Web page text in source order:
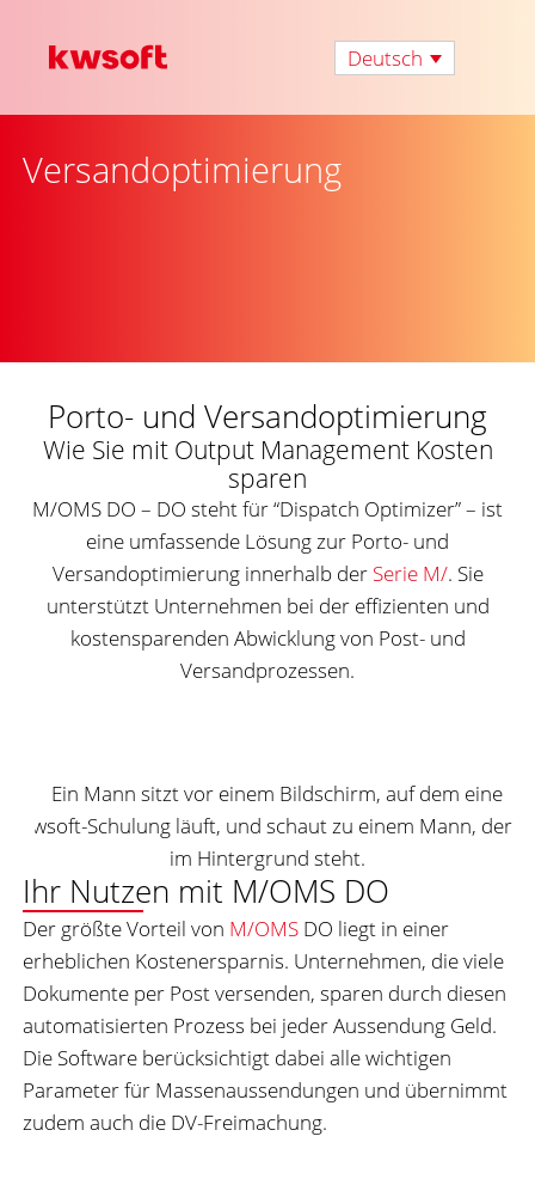
Deutsch
Versandoptimierung
Porto- und Versandoptimierung
Wie Sie mit Output Management Kosten
sparen
M/OMS DO – DO steht für “Dispatch Optimizer” – ist
eine umfassende Lösung zur Porto- und
Versandoptimierung innerhalb der Serie M/. Sie
unterstützt Unternehmen bei der effizienten und
kostensparenden Abwicklung von Post- und
Versandprozessen.
Ihr Nutzen mit M/OMS DO
Der größte Vorteil von M/OMS DO liegt in einer
erheblichen Kostenersparnis. Unternehmen, die viele
Dokumente per Post versenden, sparen durch diesen
automatisierten Prozess bei jeder Aussendung Geld.
Die Software berücksichtigt dabei alle wichtigen
Parameter für Massenaussendungen und übernimmt
zudem auch die DV-Freimachung.